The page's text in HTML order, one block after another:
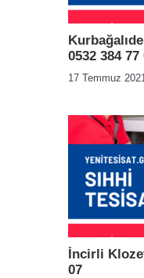
0532 384 77
17 Temmuz
İncirli
07